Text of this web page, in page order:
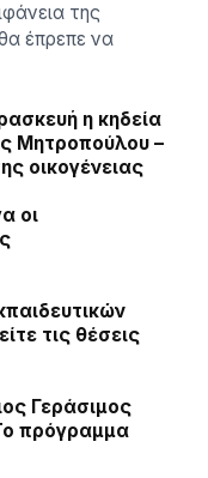
της
έπρεπε να
η κηδεία
Μητροπούλου –
οικογένειας
οι
τις θέσεις
Γεράσιμος
πρόγραμμα